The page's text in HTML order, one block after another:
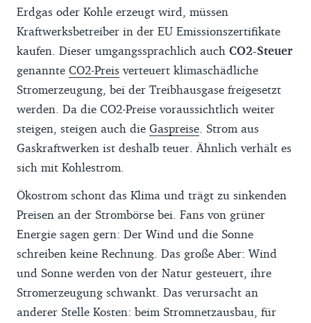
Erdgas oder Kohle erzeugt wird, müssen
Kraftwerksbetreiber in der EU Emissionszertifikate
kaufen. Dieser umgangssprachlich auch CO2-Steuer
genannte CO2-Preis verteuert klimaschädliche
Stromerzeugung, bei der Treibhausgase freigesetzt
werden. Da die CO2-Preise voraussichtlich weiter
steigen, steigen auch die Gaspreise . Strom aus
Gaskraftwerken ist deshalb teuer. Ähnlich verhält es
sich mit Kohlestrom.
Ökostrom schont das Klima und trägt zu sinkenden
Preisen an der Strombörse bei. Fans von grüner
Energie sagen gern: Der Wind und die Sonne
schreiben keine Rechnung. Das große Aber: Wind
und Sonne werden von der Natur gesteuert, ihre
Stromerzeugung schwankt. Das verursacht an
anderer Stelle Kosten: beim Stromnetzausbau, für